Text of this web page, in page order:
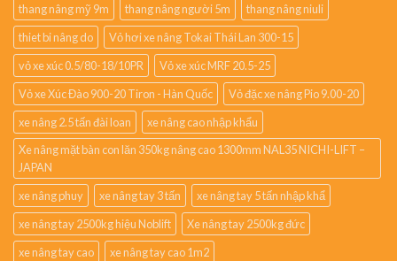
thang nâng mỹ 9m
thang nâng người 5m
thang nâng niuli
thiet bi nâng do
Vỏ hơi xe nâng Tokai Thái Lan 300-15
vỏ xe xúc 0.5/80-18/10PR
Vỏ xe xúc MRF 20.5-25
Vỏ xe Xúc Đào 900-20 Tiron - Hàn Quốc
Vỏ đặc xe nâng Pio 9.00-20
xe nâng 2.5 tấn đài loan
xe nâng cao nhập khẩu
Xe nâng mặt bàn con lăn 350kg nâng cao 1300mm NAL35 NICHI-LIFT –
JAPAN
xe nâng phuy
xe nâng tay 3 tấn
xe nâng tay 5 tấn nhập khẩ
xe nâng tay 2500kg hiệu Noblift
Xe nâng tay 2500kg đức
xe nâng tay cao
xe nâng tay cao 1m2